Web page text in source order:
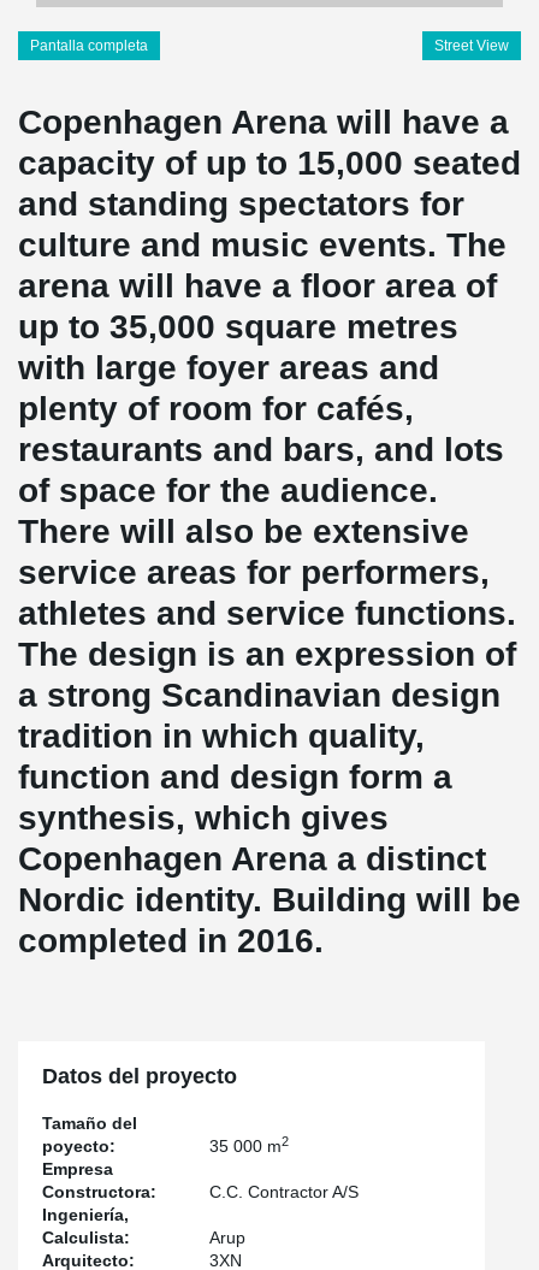
Pantalla completa Street View
Copenhagen Arena will have a
capacity of up to 15,000 seated
and standing spectators for
culture and music events. The
arena will have a floor area of
up to 35,000 square metres
with large foyer areas and
plenty of room for cafés,
restaurants and bars, and lots
of space for the audience.
There will also be extensive
service areas for performers,
athletes and service functions.
The design is an expression of
a strong Scandinavian design
tradition in which quality,
function and design form a
synthesis, which gives
Copenhagen Arena a distinct
Nordic identity. Building will be
completed in 2016.
Datos del proyecto
Tamaño del
poyecto:
35 000 m2
Empresa
Constructora:
C.C. Contractor A/S
Ingeniería,
Calculista:
Arup
Arquitecto:
3XN